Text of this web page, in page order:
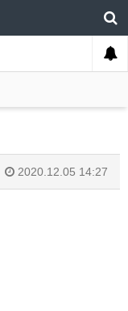
2020.12.05 14:27